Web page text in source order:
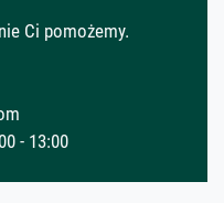
Ci pomożemy.
- 13:00